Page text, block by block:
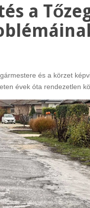
a
és a körzet
évek óta rendezetlen